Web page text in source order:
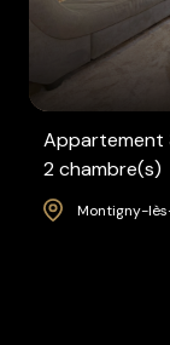
Appartement
2 chambre(s)
Montigny-